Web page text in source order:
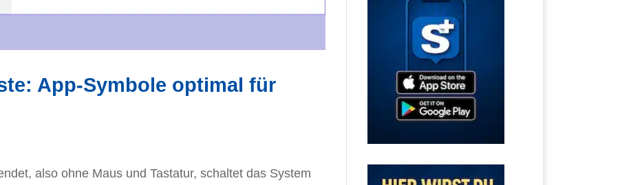
App-Symbole optimal für
also ohne Maus und Tastatur, schaltet das System